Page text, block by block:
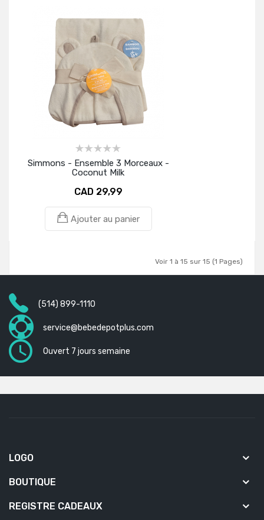
Simmons - Ensemble 3 Morceaux -
Coconut Milk
CAD 29,99
Ajouter au panier
Voir 1 à 15 sur 15 (1 Pages)
(514) 899-1110
service@bebedepotplus.com
Ouvert 7 jours semaine
LOGO
BOUTIQUE
REGISTRE CADEAUX